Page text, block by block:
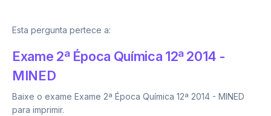
Esta pergunta pertece a:
Exame 2ª Época Química 12ª 2014 -
MINED
Baixe o exame Exame 2ª Época Química 12ª 2014 - MINED
para imprimir.